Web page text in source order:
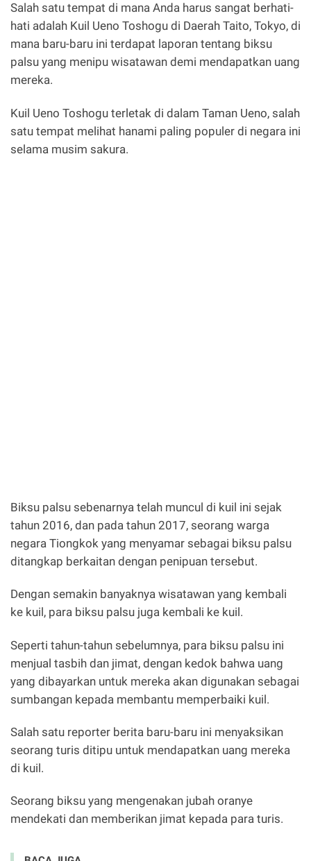
Salah satu tempat di mana Anda harus sangat berhati-
hati adalah Kuil Ueno Toshogu di Daerah Taito, Tokyo, di
mana baru-baru ini terdapat laporan tentang biksu
palsu yang menipu wisatawan demi mendapatkan uang
mereka.
Kuil Ueno Toshogu terletak di dalam Taman Ueno, salah
satu tempat melihat hanami paling populer di negara ini
selama musim sakura.
Biksu palsu sebenarnya telah muncul di kuil ini sejak
tahun 2016, dan pada tahun 2017, seorang warga
negara Tiongkok yang menyamar sebagai biksu palsu
ditangkap berkaitan dengan penipuan tersebut.
Dengan semakin banyaknya wisatawan yang kembali
ke kuil, para biksu palsu juga kembali ke kuil.
Seperti tahun-tahun sebelumnya, para biksu palsu ini
menjual tasbih dan jimat, dengan kedok bahwa uang
yang dibayarkan untuk mereka akan digunakan sebagai
sumbangan kepada membantu memperbaiki kuil.
Salah satu reporter berita baru-baru ini menyaksikan
seorang turis ditipu untuk mendapatkan uang mereka
di kuil.
Seorang biksu yang mengenakan jubah oranye
mendekati dan memberikan jimat kepada para turis.